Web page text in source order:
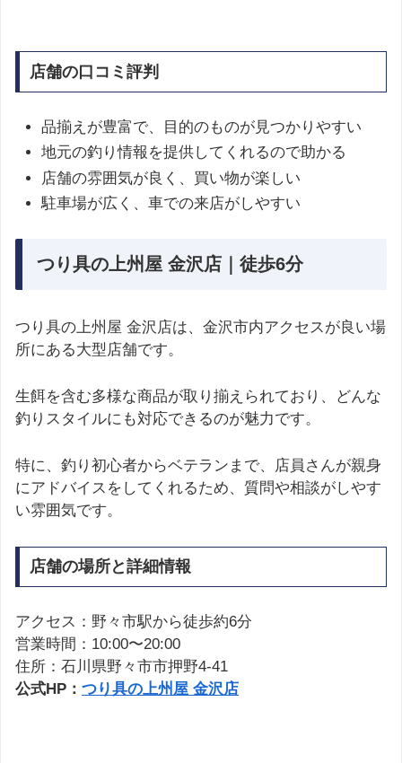
店舗の口コミ評判
品揃えが豊富で、目的のものが見つかりやすい
地元の釣り情報を提供してくれるので助かる
店舗の雰囲気が良く、買い物が楽しい
駐車場が広く、車での来店がしやすい
つり具の上州屋 金沢店｜徒歩6分
つり具の上州屋 金沢店は、金沢市内アクセスが良い場
所にある大型店舗です。
生餌を含む多様な商品が取り揃えられており、どんな
釣りスタイルにも対応できるのが魅力です。
特に、釣り初心者からベテランまで、店員さんが親身
にアドバイスをしてくれるため、質問や相談がしやす
い雰囲気です。
店舗の場所と詳細情報
アクセス：野々市駅から徒歩約6分
営業時間：10:00〜20:00
住所：石川県野々市市押野4-41
公式HP： つり具の上州屋 金沢店